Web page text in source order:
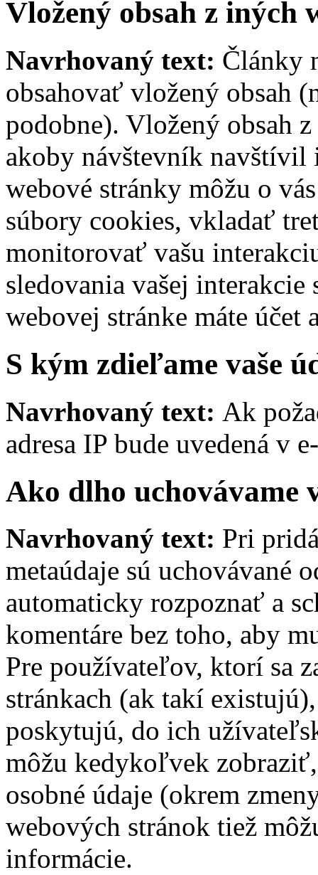
Vložený obsah z iných
Navrhovaný text: Články
obsahovať vložený obsah
podobne). Vložený obsah
akoby návštevník
webové stránky môžu o
súbory cookies, vkladať
monitorovať vašu
sledovania vašej interakcie
webovej stránke máte účet
S kým zdieľame vaše
Navrhovaný text: Ak
adresa IP bude uvedená v
Ako dlho uchovávame
Navrhovaný text: Pri
metaúdaje sú uchovávané
automaticky rozpoznať a
komentáre bez toho, aby
Pre používateľov, ktorí sa
stránkach (ak takí
poskytujú, do ich
môžu kedykoľvek
osobné údaje (okrem
webových stránok tiež
informácie.